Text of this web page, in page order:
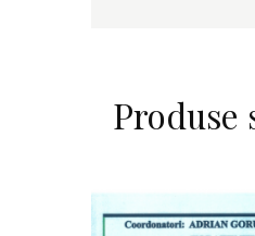
Produse